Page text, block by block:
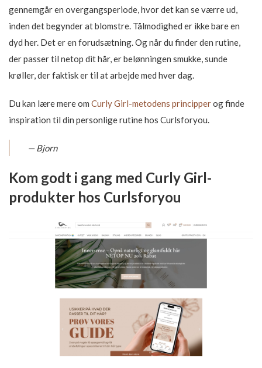
gennemgår en overgangsperiode, hvor det kan se værre ud,
inden det begynder at blomstre. Tålmodighed er ikke bare en
dyd her. Det er en forudsætning. Og når du finder den rutine,
der passer til netop dit hår, er belønningen smukke, sunde
krøller, der faktisk er til at arbejde med hver dag.
Du kan lære mere om Curly Girl-metodens principperog finde
inspiration til din personlige rutine hos Curlsforyou.
— Bjorn
Kom godt i gang med Curly Girl-
produkter hos Curlsforyou